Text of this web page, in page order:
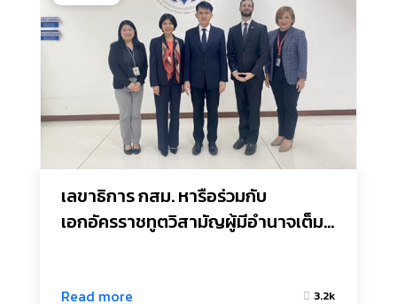
เลขาธิการ กสม. หารือร่วมกับ
เอกอัครราชทูตวิสามัญผู้มีอำนาจเต็ม
Read more 3.2k